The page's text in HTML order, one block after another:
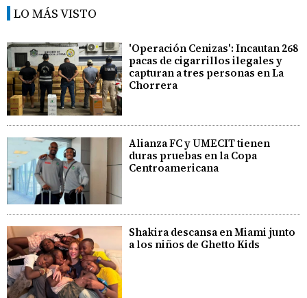
LO MÁS VISTO
'Operación Cenizas': Incautan 268
pacas de cigarrillos ilegales y
capturan a tres personas en La
Chorrera
Alianza FC y UMECIT tienen
duras pruebas en la Copa
Centroamericana
Shakira descansa en Miami junto
a los niños de Ghetto Kids